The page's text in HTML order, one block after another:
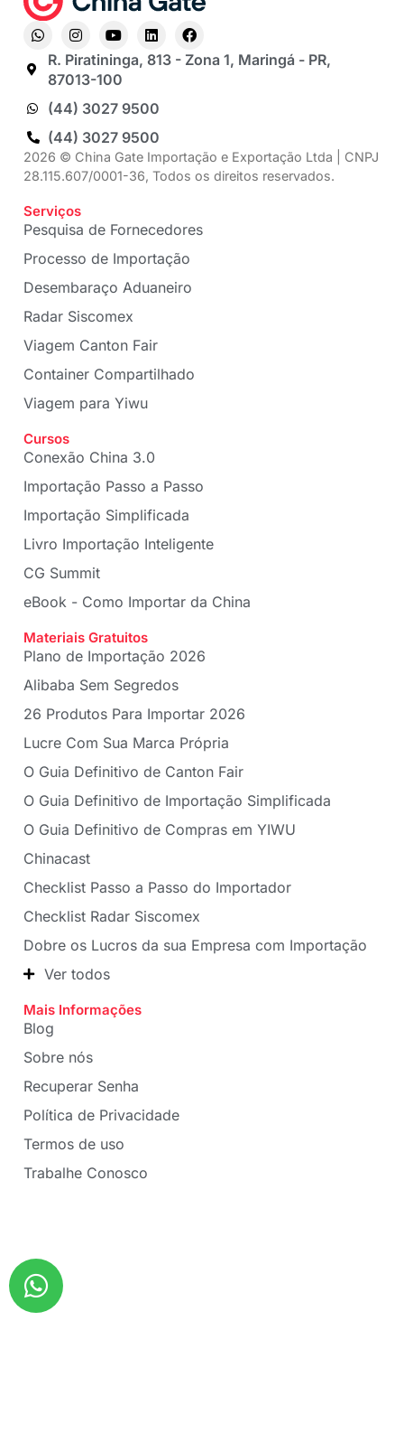
R. Piratininga, 813 - Zona 1, Maringá - PR,
87013-100
(44) 3027 9500
(44) 3027 9500
2026 © China Gate Importação e Exportação Ltda | CNPJ
28.115.607/0001-36, Todos os direitos reservados.
Serviços
Pesquisa de Fornecedores
Processo de Importação
Desembaraço Aduaneiro
Radar Siscomex
Viagem Canton Fair
Container Compartilhado
Viagem para Yiwu
Cursos
Conexão China 3.0
Importação Passo a Passo
Importação Simplificada
Livro Importação Inteligente
CG Summit
eBook - Como Importar da China
Materiais Gratuitos
Plano de Importação 2026
Alibaba Sem Segredos
26 Produtos Para Importar 2026
Lucre Com Sua Marca Própria
O Guia Definitivo de Canton Fair
O Guia Definitivo de Importação Simplificada
O Guia Definitivo de Compras em YIWU
Chinacast
Checklist Passo a Passo do Importador
Checklist Radar Siscomex
Dobre os Lucros da sua Empresa com Importação
Ver todos
Mais Informações
Blog
Sobre nós
Recuperar Senha
Política de Privacidade
Termos de uso
Trabalhe Conosco